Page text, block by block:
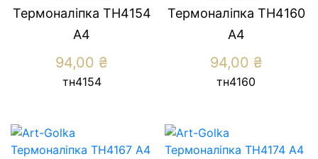
Термоналіпка ТН4154
А4
94,00 ₴
тн4154
Термоналіпка ТН4160
А4
94,00 ₴
тн4160